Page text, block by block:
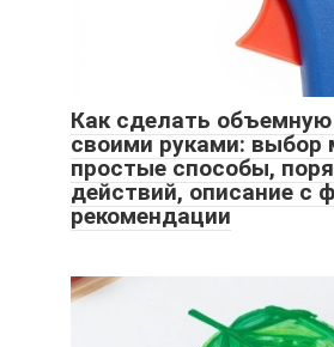
Как сделать
своими руками: выбор
простые способы,
действий, описание с
рекомендации